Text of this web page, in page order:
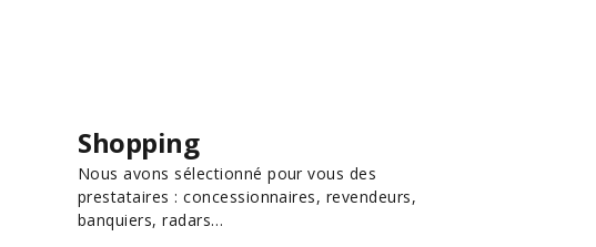
Shopping
Nous avons sélectionné pour vous des
prestataires : concessionnaires, revendeurs,
banquiers, radars…